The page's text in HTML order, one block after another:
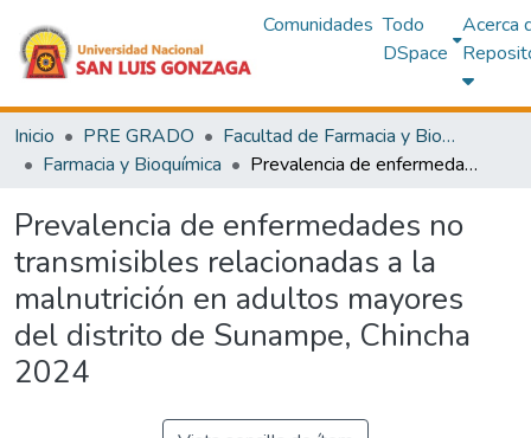
Comunidades Todo
DSpace
Acerca
Inicio PRE GRADO
Facultad de Farmacia y Bioquímica
Farmacia y Bioquímica
Prevalencia de enfermedades no transmisibles relacionadas a la malnutrición en adultos mayores del distrito de Sunampe, Chincha 2024
Prevalencia de enfermedades no
transmisibles relacionadas a la
malnutrición en adultos mayores
del distrito de Sunampe, Chincha
2024